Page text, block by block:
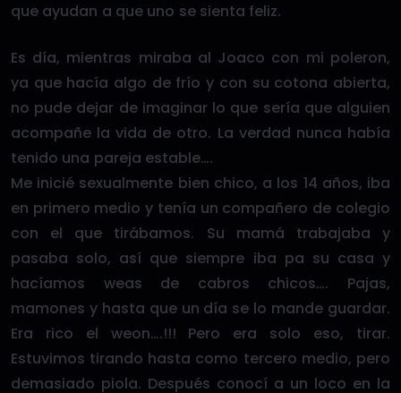
que ayudan a que uno se sienta feliz.
Es día, mientras miraba al Joaco con mi poleron,
ya que hacía algo de frío y con su cotona abierta,
no pude dejar de imaginar lo que sería que alguien
acompañe la vida de otro. La verdad nunca había
tenido una pareja estable….
Me inicié sexualmente bien chico, a los 14 años, iba
en primero medio y tenía un compañero de colegio
con el que tirábamos. Su mamá trabajaba y
pasaba solo, así que siempre iba pa su casa y
hacíamos weas de cabros chicos…. Pajas,
mamones y hasta que un día se lo mande guardar.
Era rico el weon….!!! Pero era solo eso, tirar.
Estuvimos tirando hasta como tercero medio, pero
demasiado piola. Después conocí a un loco en la